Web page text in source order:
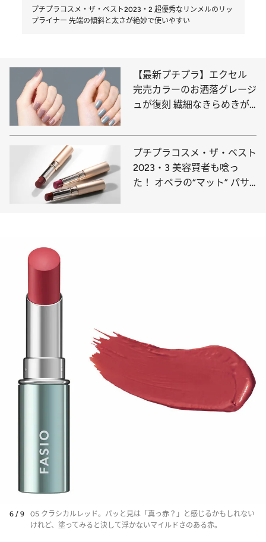
プチプラコスメ・ザ・ベスト2023・2 超優秀なリンメルのリッ
プライナー 先端の傾斜と太さが絶妙で使いやすい
【最新プチプラ】エクセル
完売カラーのお洒落グレージ
ュが復刻 繊細なきらめきが
プチプラコスメ・ザ・ベスト
2023・3 美容賢者も唸っ
た！ オペラの“マット” パサ
6 / 9
05 クラシカルレッド。パッと見は「真っ赤？」と感じるかもしれない
けれど、塗ってみると決して浮かないマイルドさのある赤。